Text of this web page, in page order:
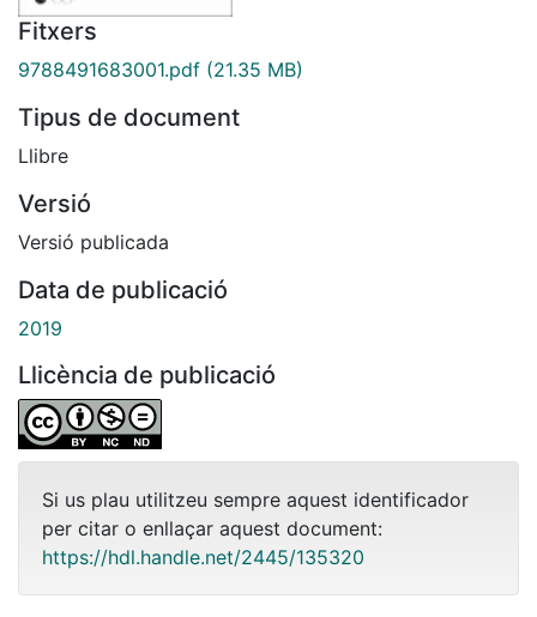
Fitxers
9788491683001.pdf (21.35 MB)
Tipus de document
Llibre
Versió
Versió publicada
Data de publicació
2019
Llicència de publicació
Si us plau utilitzeu sempre aquest identificador
per citar o enllaçar aquest document:
https://hdl.handle.net/2445/135320